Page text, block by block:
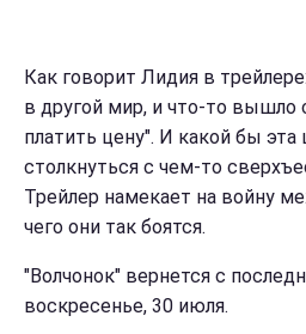
Как говорит Лидия в
в другой мир, и что-то вышло
платить цену". И какой бы эта
столкнуться с чем-то
Трейлер намекает на войну
чего они так боятся.
"Волчонок" вернется с
воскресенье, 30 июля.